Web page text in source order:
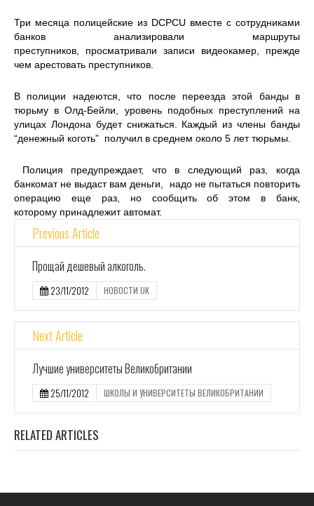
Три месяца полицейские из DCPCU вместе с сотрудниками
банков анализировали маршруты
преступников, просматривали записи видеокамер, прежде
чем арестовать преступников.
В полиции надеются, что после переезда этой банды в
тюрьму в Олд-Бейли, уровень подобных преступлений на
улицах Лондона будет снижаться. Каждый из члены банды
“денежный коготь” получил в среднем около 5 лет тюрьмы.
Полиция предупреждает, что в следующий раз, когда
банкомат не выдаст вам деньги, надо не пытаться повторить
операцию еще раз, но сообщить об этом в банк,
которому принадлежит автомат.
Previous Article
Прощай дешевый алкоголь.
23/11/2012 НОВОСТИ UK
Next Article
Лучшие университеты Великобритании
25/11/2012 ШКОЛЫ И УНИВЕРСИТЕТЫ ВЕЛИКОБРИТАНИИ
RELATED ARTICLES